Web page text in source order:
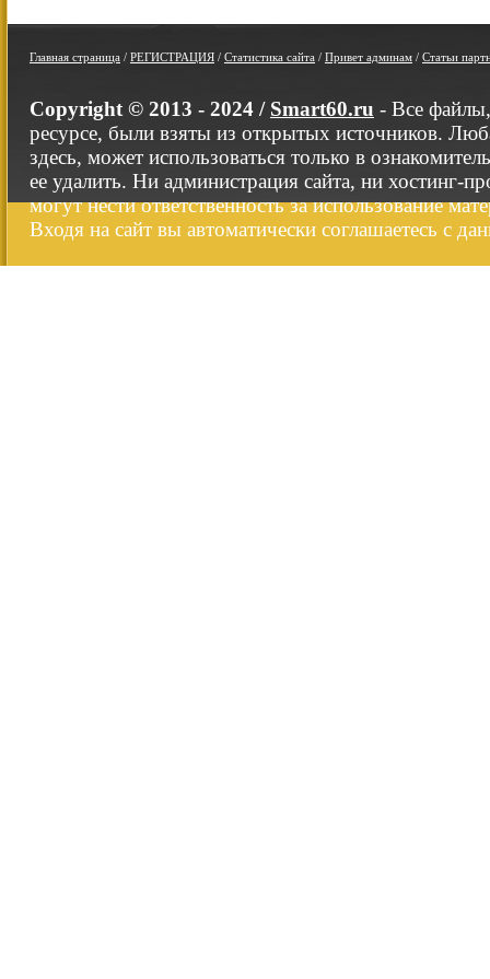
Главная страница / РЕГИСТРАЦИЯ / Статистика сайта / Привет админам / Статьи
Copyright © 2013 - 2024 / Smart60.ru - Все
ресурсе, были взяты из открытых источников.
здесь, может использоваться только в
ее удалить. Ни администрация сайта, ни хостинг-
могут нести ответственность за использование
Входя на сайт вы автоматически соглашаетесь с